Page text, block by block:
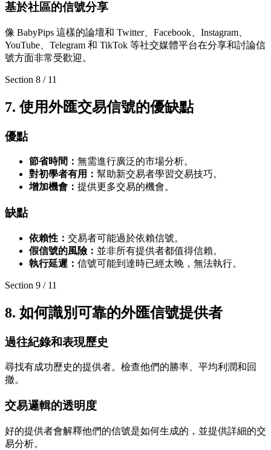
基於社區的信號分享
像 BabyPips 這樣的論壇和 Twitter、Facebook、Instagram、
YouTube、Telegram 和 TikTok 等社交媒體平台在分享和討論信
號方面非常受歡迎。
Section 8 / 11
7. 使用外匯交易信號的優缺點
優點
節省時間： 無需進行廣泛的市場分析。
對初學者有用： 幫助新交易者學習交易技巧。
增加機會： 提供更多交易的機會。
缺點
依賴性： 交易者可能過於依賴信號。
假信號的風險： 並非所有提供者都值得信賴。
執行延遲： 信號可能到達時已經太晚，無法執行。
Section 9 / 11
8. 如何識別可靠的外匯信號提供者
過往紀錄和表現歷史
尋找有成功歷史的提供者。檢查他們的勝率、平均利潤和回
撤。
交易邏輯的透明度
好的提供者會解釋他們的信號是如何生成的，並提供詳細的交
易分析。